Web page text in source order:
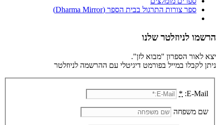
ספר צורות התרגול בבית הספר (Dharma Mirror)
הרשמו לניוזלטר שלנו
יצא לאור הספרון "מבוא לזן".
ניתן לקבלו במייל בפורמט דיגיטלי עם ההרשמה לניוזלטר
E-Mail:
*
שם משפחה